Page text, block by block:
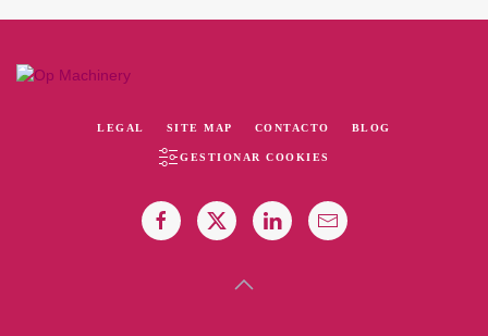
LEGAL SITE MAP CONTACTO BLOG
GESTIONAR COOKIES